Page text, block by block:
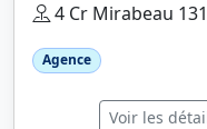
4 Cr Mirabeau
Agence
Voir les